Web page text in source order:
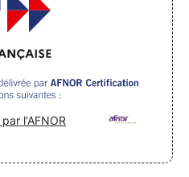
l'AFNOR